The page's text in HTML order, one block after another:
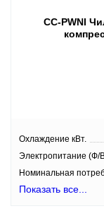
CC-PWNI
Охлаждение кВт.
Электропитание (Ф/
Номинальная
Показать все...